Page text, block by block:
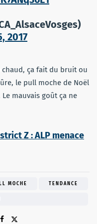
2017
chaud, ça fait du bruit ou
le pull moche de Noël
mauvais goût ça ne
Z : ALP menace
MOCHE TENDANCE